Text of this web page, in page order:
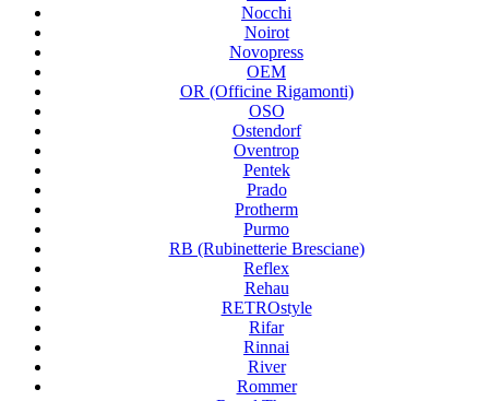
Nocchi
Noirot
Novopress
OEM
OR (Officine Rigamonti)
OSO
Ostendorf
Oventrop
Pentek
Prado
Protherm
Purmo
RB (Rubinetterie Bresciane)
Reflex
Rehau
RETROstyle
Rifar
Rinnai
River
Rommer